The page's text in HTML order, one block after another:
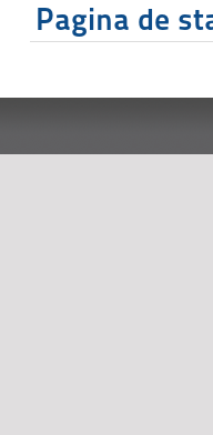
Pagina de